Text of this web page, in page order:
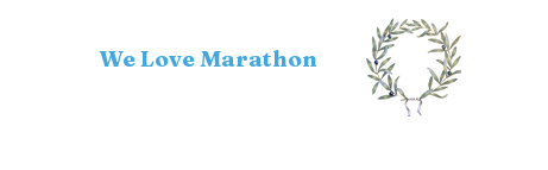
We Love Marathon